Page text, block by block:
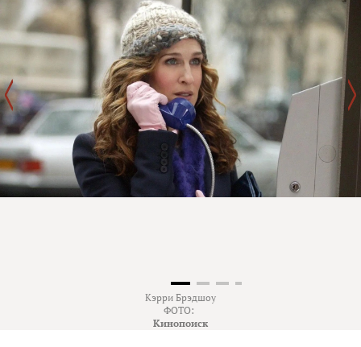
Кэрри Брэдшоу
ФОТО:
Кинопоиск